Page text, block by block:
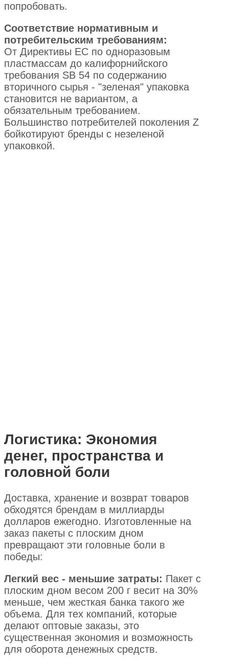
попробовать.
Соответствие нормативным и
потребительским требованиям:
От Директивы ЕС по одноразовым
пластмассам до калифорнийского
требования SB 54 по содержанию
вторичного сырья - "зеленая" упаковка
становится не вариантом, а
обязательным требованием.
Большинство потребителей поколения Z
бойкотируют бренды с незеленой
упаковкой.
Логистика: Экономия
денег, пространства и
головной боли
Доставка, хранение и возврат товаров
обходятся брендам в миллиарды
долларов ежегодно. Изготовленные на
заказ пакеты с плоским дном
превращают эти головные боли в
победы:
Легкий вес - меньшие затраты: Пакет с
плоским дном весом 200 г весит на 30%
меньше, чем жесткая банка такого же
объема. Для тех компаний, которые
делают оптовые заказы, это
существенная экономия и возможность
для оборота денежных средств.